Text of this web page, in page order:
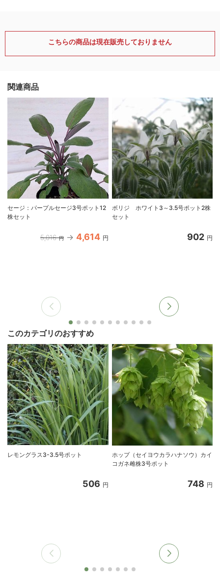
こちらの商品は現在販売しておりません
関連商品
セージ：パープルセージ3号ポット12
株セット
5,016 円 4,614 円
ボリジ ホワイト3～3.5号ポット2株
セット
902 円
このカテゴリのおすすめ
レモングラス3-3.5号ポット
506 円
ホップ（セイヨウカラハナソウ）カイ
コガネ雌株3号ポット
748 円